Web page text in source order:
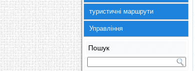
туристичні маршрути
Управління
Пошук